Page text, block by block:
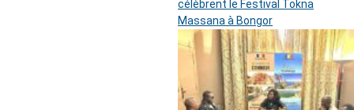
célèbrent le Festival Tokna
Massana à Bongor